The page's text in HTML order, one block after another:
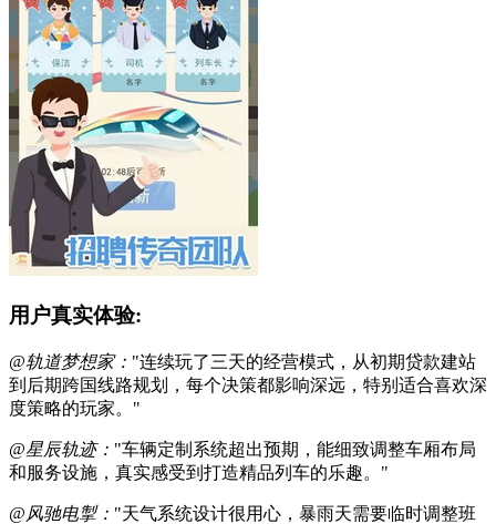
用户真实体验:
@轨道梦想家： "连续玩了三天的经营模式，从初期贷款建站
到后期跨国线路规划，每个决策都影响深远，特别适合喜欢深
度策略的玩家。"
@星辰轨迹： "车辆定制系统超出预期，能细致调整车厢布局
和服务设施，真实感受到打造精品列车的乐趣。"
@风驰电掣： "天气系统设计很用心，暴雨天需要临时调整班